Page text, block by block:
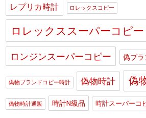
レプリカ時計 ロレックスコピー
ロレックススーパーコピー
ロンジンスーパーコピー 偽ブ
偽物ブランドコピー時計 偽物時計 偽
偽物時計通販 時計N級品 時計スーパーコ